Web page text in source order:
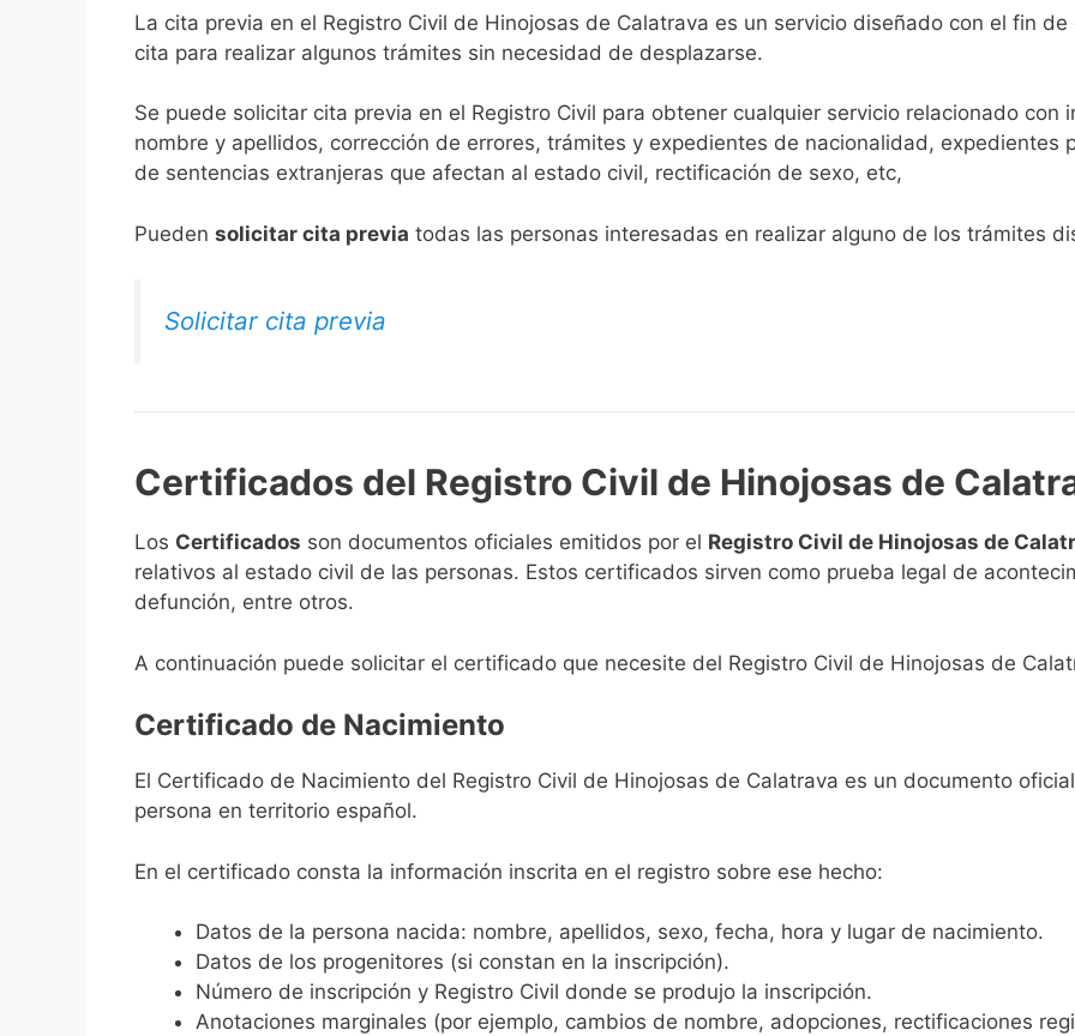
​​​​​​​​​​​​​​​​​​​​​​​​​​​​La cita previa en el Registro Civil de Hinojosas de Calatrava es un servicio diseñado con el fin
cita para realizar algunos trámites sin necesidad de desplazarse.​
Se puede solicitar cita previa en el Registro Civil para obtener cualquier servicio relacionado
nombre y apellidos, corrección de errores, trámites y expedientes de nacionalidad, expedientes
de sentencias extranjeras que afectan al estado civil, rectificación de sexo, etc,
​Pueden solicitar cita previa todas las personas interesadas en realizar alguno de los trámites
Solicitar cita previa
Certificados del Registro Civil de Hinojosas de
Los Certificados son documentos oficiales emitidos por el Registro Civil de Hinojosas de
relativos al estado civil de las personas. Estos certificados sirven como prueba legal de
defunción, entre otros.
A continuación puede solicitar el certificado que necesite del Registro Civil de Hinojosas de
Certificado de Nacimiento
El Certificado de Nacimiento del Registro Civil de Hinojosas de Calatrava es un documento
persona en territorio español.
En el certificado consta la información inscrita en el registro sobre ese hecho:
Datos de la persona nacida: nombre, apellidos, sexo, fecha, hora y lugar de nacimiento.
Datos de los progenitores (si constan en la inscripción).
Número de inscripción y Registro Civil donde se produjo la inscripción.
Anotaciones marginales (por ejemplo, cambios de nombre, adopciones, rectificaciones